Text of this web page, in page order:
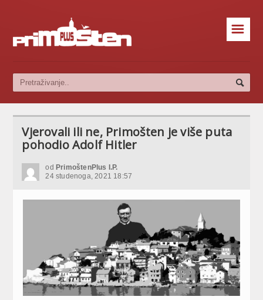
☰
Vjerovali ili ne, Primošten je više puta
pohodio Adolf Hitler
od PrimoštenPlus I.P.
24 studenoga, 2021 18:57